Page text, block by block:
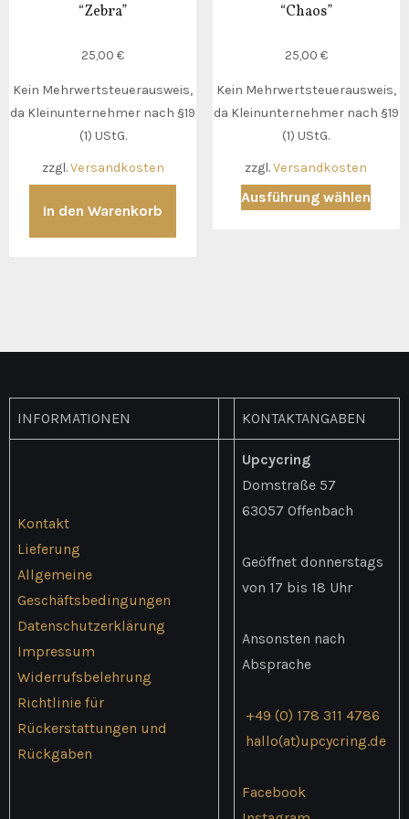
“Zebra”
25,00€
Kein Mehrwertsteuerausweis,
da Kleinunternehmer nach §19
(1) UStG.
zzgl.Versandkosten
In den Warenkorb
“Chaos”
25,00 €
Kein Mehrwertsteuerausweis,
da Kleinunternehmer nach §19
(1) UStG.
zzgl.Versandkosten
Ausführung wählen
Die
INFORMATIONEN KONTAKTANGABEN
Kontakt
Lieferung
Allgemeine
Geschäftsbedingungen
Datenschutzerklärung
Impressum
Widerrufsbelehrung
Richtlinie für
Rückerstattungen und
Rückgaben
Upcycring
Domstraße 57
63057 Offenbach
Geöffnet donnerstags
von 17 bis 18 Uhr
Ansonsten nach
Absprache
+49 (0) 178 311 4786
hallo(at)upcycring.de
Facebook